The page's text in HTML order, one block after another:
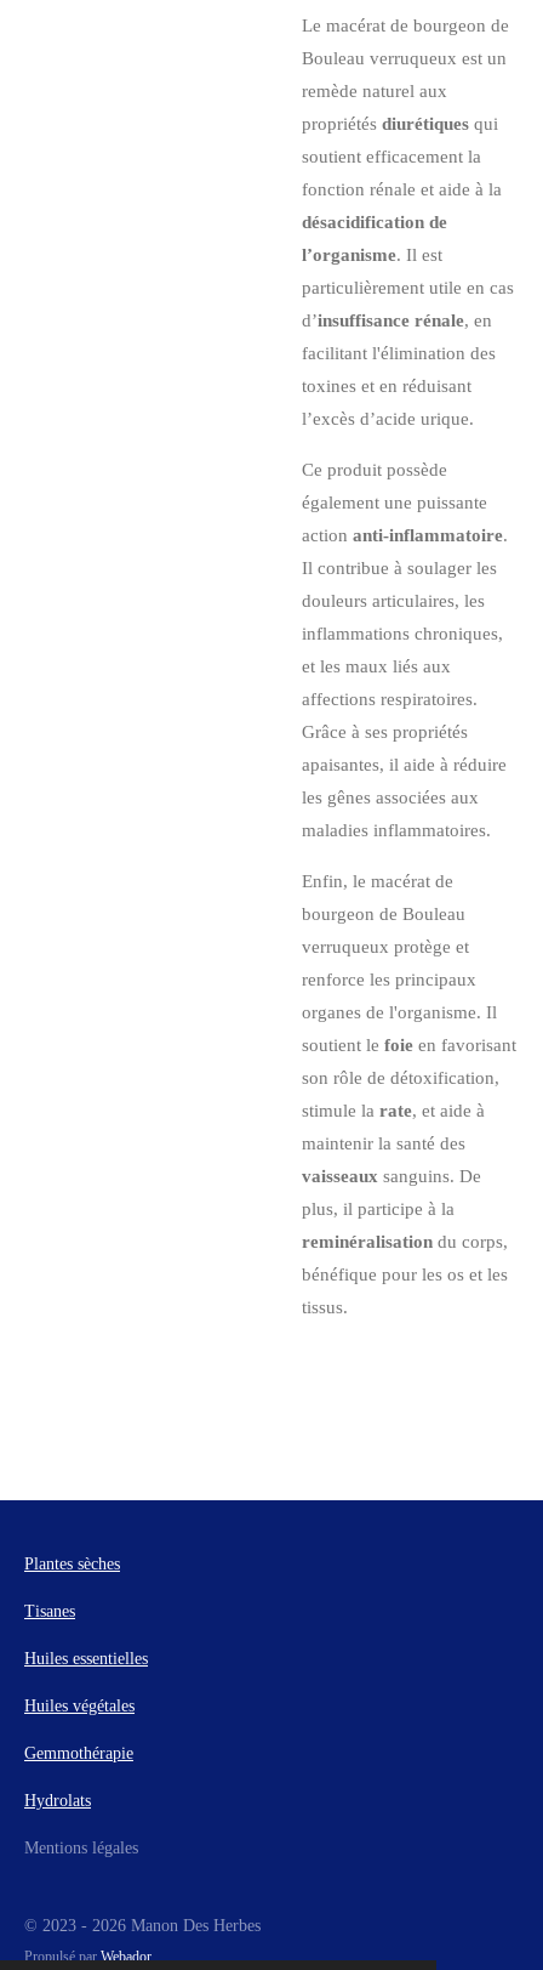
Le macérat de bourgeon de
Bouleau verruqueux est un
remède naturel aux
propriétés diurétiques qui
soutient efficacement la
fonction rénale et aide à la
désacidification de
l’organisme. Il est
particulièrement utile en cas
d’insuffisance rénale, en
facilitant l'élimination des
toxines et en réduisant
l’excès d’acide urique.
Ce produit possède
également une puissante
action anti-inflammatoire.
Il contribue à soulager les
douleurs articulaires, les
inflammations chroniques,
et les maux liés aux
affections respiratoires.
Grâce à ses propriétés
apaisantes, il aide à réduire
les gênes associées aux
maladies inflammatoires.
Enfin, le macérat de
bourgeon de Bouleau
verruqueux protège et
renforce les principaux
organes de l'organisme. Il
soutient le foie en favorisant
son rôle de détoxification,
stimule la rate, et aide à
maintenir la santé des
vaisseaux sanguins. De
plus, il participe à la
reminéralisation du corps,
bénéfique pour les os et les
tissus.
Plantes sèches
Tisanes
Huiles essentielles
Huiles végétales
Gemmothérapie
Hydrolats
Mentions légales
© 2023 - 2026 Manon Des Herbes
Propulsé parWebador